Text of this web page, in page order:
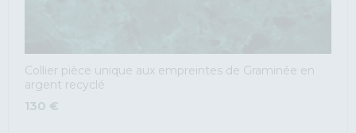
Collier pièce unique aux empreintes de Graminée en
argent recyclé
130 €